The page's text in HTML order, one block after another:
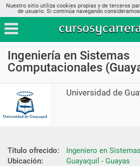
Nuestro sitio utiliza cookies propias y de terceros
de usuario. Si continúa navegando
Ingeniería en Sistemas
Computacionales
Universidad de
Título ofrecido:
Ingeniero en
Ubicación:
Guayaquil - Guayas